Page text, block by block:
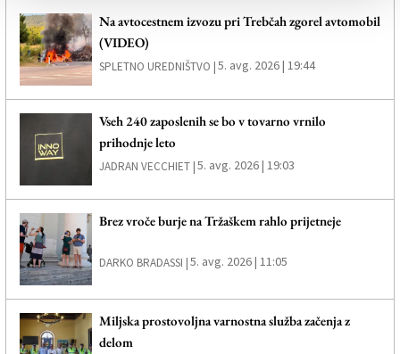
Na avtocestnem izvozu pri Trebčah zgorel avtomobil
(VIDEO)
SPLETNO UREDNIŠTVO |5. avg. 2026 | 19:44
Vseh 240 zaposlenih se bo v tovarno vrnilo
prihodnje leto
JADRAN VECCHIET |5. avg. 2026 | 19:03
Brez vroče burje na Tržaškem rahlo prijetneje
DARKO BRADASSI |5. avg. 2026 | 11:05
Miljska prostovoljna varnostna služba začenja z
delom